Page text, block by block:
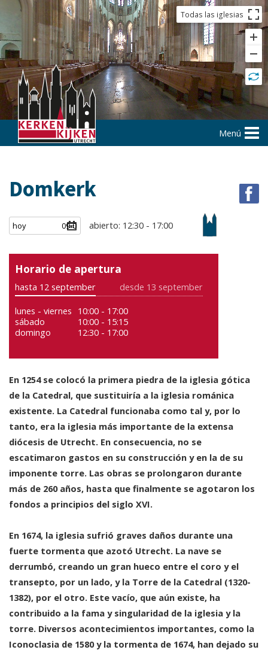
Todas las iglesias
Menú
Domkerk
abierto: 12:30 - 17:00
Horario de apertura
hasta 12 september
desde 13 september
lunes - viernes 10:00 - 17:00
sábado
10:00 - 15:15
domingo
12:30 - 17:00
En 1254 se colocó la primera piedra de la iglesia gótica
de la Catedral, que sustituiría a la iglesia románica
existente. La Catedral funcionaba como tal y, por lo
tanto, era la iglesia más importante de la extensa
diócesis de Utrecht. En consecuencia, no se
escatimaron gastos en su construcción y en la de su
imponente torre. Las obras se prolongaron durante
más de 260 años, hasta que finalmente se agotaron los
fondos a principios del siglo XVI.
En 1674, la iglesia sufrió graves daños durante una
fuerte tormenta que azotó Utrecht. La nave se
derrumbó, creando un gran hueco entre el coro y el
transepto, por un lado, y la Torre de la Catedral (1320-
1382), por el otro. Este vacío, que aún existe, ha
contribuido a la fama y singularidad de la iglesia y la
torre. Diversos acontecimientos importantes, como la
Iconoclasia de 1580 y la tormenta de 1674, han dejado su